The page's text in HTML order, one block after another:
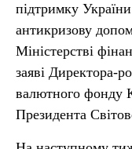
підтримку
антикризову
Міністерстві
заяві Директора-
валютного фонду
Президента